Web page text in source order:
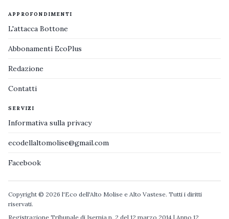
APPROFONDIMENTI
L'attacca Bottone
Abbonamenti EcoPlus
Redazione
Contatti
SERVIZI
Informativa sulla privacy
ecodellaltomolise@gmail.com
Facebook
Copyright © 2026 l'Eco dell'Alto Molise e Alto Vastese. Tutti i diritti
riservati.
Registrazione Tribunale di Isernia n. 2 del 12 marzo 2014 | Anno 12